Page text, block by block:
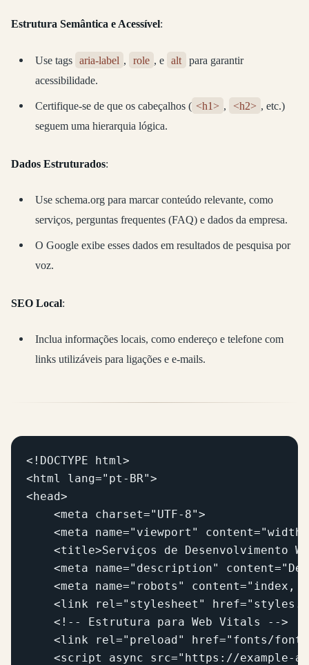
Estrutura Semântica e Acessível:
Use tags aria-label , role , e alt para garantir
acessibilidade.
Certifique-se de que os cabeçalhos ( <h1> , <h2> , etc.)
seguem uma hierarquia lógica.
Dados Estruturados:
Use schema.org para marcar conteúdo relevante, como
serviços, perguntas frequentes (FAQ) e dados da empresa.
O Google exibe esses dados em resultados de pesquisa por
voz.
SEO Local:
Inclua informações locais, como endereço e telefone com
links utilizáveis para ligações e e-mails.
<!DOCTYPE html>
<html lang="pt-BR">
<head>
    <meta charset="UTF-8">
<meta name="viewport"
<title>Serviços de Desenvolvimento
<meta name="description"
<meta name="robots" content="index,
<link rel="stylesheet"
    <!-- Estrutura para Web Vitals -->
<link rel="preload" href="fonts/
<script async src="https://example-